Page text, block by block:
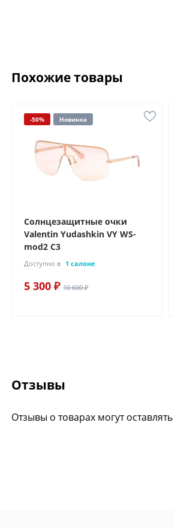
Похожие товары
-50% Новинка
Солнцезащитные очки
Valentin Yudashkin VY WS-
mod2 C3
Доступно в 1 салоне
5 300 ₽ 10 600 ₽
Отзывы
Отзывы о товарах могут